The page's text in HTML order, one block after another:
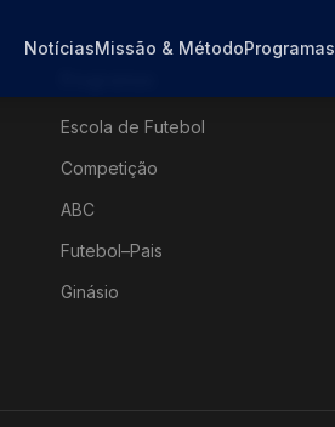
NotíciasMissão & MétodoProgramas
Escola de Futebol
Competição
ABC
Futebol–Pais
Ginásio